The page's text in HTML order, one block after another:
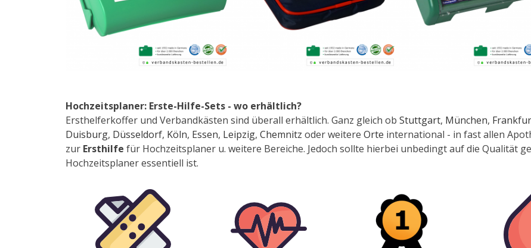
Hochzeitsplaner: Erste-Hilfe-Sets - wo erhältlich?
Ersthelferkoffer und Verbandkästen sind überall erhältlich. Ganz gleich ob Stuttgart, München,
Duisburg, Düsseldorf, Köln, Essen, Leipzig, Chemnitz oder weitere Orte international - in fast allen
zur Ersthilfe für Hochzeitsplaner u. weitere Bereiche. Jedoch sollte hierbei unbedingt auf die Qualität
Hochzeitsplaner essentiell ist.